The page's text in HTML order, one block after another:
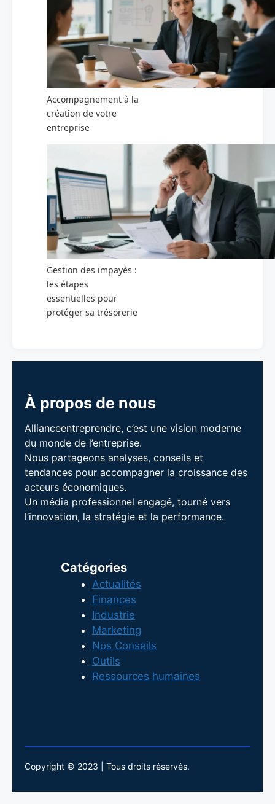
Accompagnement à la
création de votre
entreprise
Gestion des impayés :
les étapes
essentielles pour
protéger sa trésorerie
À propos de nous
Allianceentreprendre, c’est une vision moderne
du monde de l’entreprise.
Nous partageons analyses, conseils et
tendances pour accompagner la croissance des
acteurs économiques.
Un média professionnel engagé, tourné vers
l’innovation, la stratégie et la performance.
Catégories
Actualités
Finances
Industrie
Marketing
Nos Conseils
Outils
Ressources humaines
Copyright © 2023 | Tous droits réservés.